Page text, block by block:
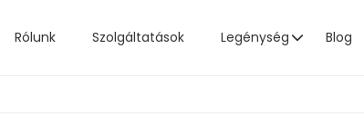
Rólunk Szolgáltatások Legénység Blog